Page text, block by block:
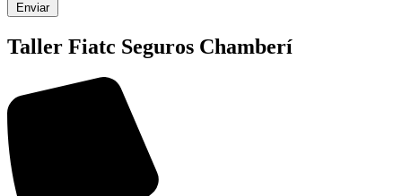
Enviar
Taller Fiatc Seguros Chamberí